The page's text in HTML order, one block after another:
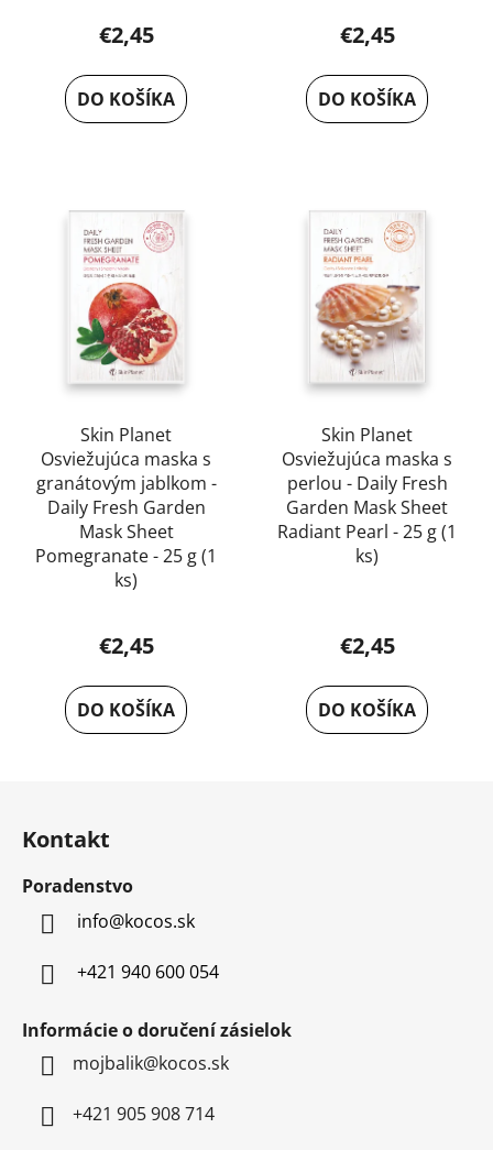
€2,45
DO KOŠÍKA
€2,45
DO KOŠÍKA
Skin Planet
Osviežujúca maska s
granátovým jablkom -
Daily Fresh Garden
Mask Sheet
Pomegranate - 25 g (1
ks)
€2,45
DO KOŠÍKA
Skin Planet
Osviežujúca maska s
perlou - Daily Fresh
Garden Mask Sheet
Radiant Pearl - 25 g (1
ks)
€2,45
DO KOŠÍKA
Kontakt
Poradenstvo
info@kocos.sk
+421 940 600 054
Informácie o doručení zásielok
mojbalik@kocos.sk
+421 905 908 714